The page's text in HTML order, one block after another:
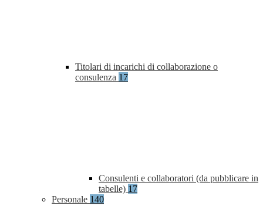
Titolari di incarichi di collaborazione o
consulenza 17
Consulenti e collaboratori (da pubblicare in
tabelle) 17
Personale 140